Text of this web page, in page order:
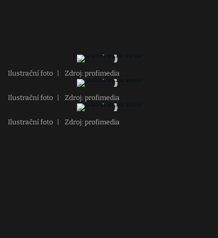
Ilustrační foto Zdroj: profimedia
Ilustrační foto Zdroj: profimedia
Ilustrační foto Zdroj: profimedia